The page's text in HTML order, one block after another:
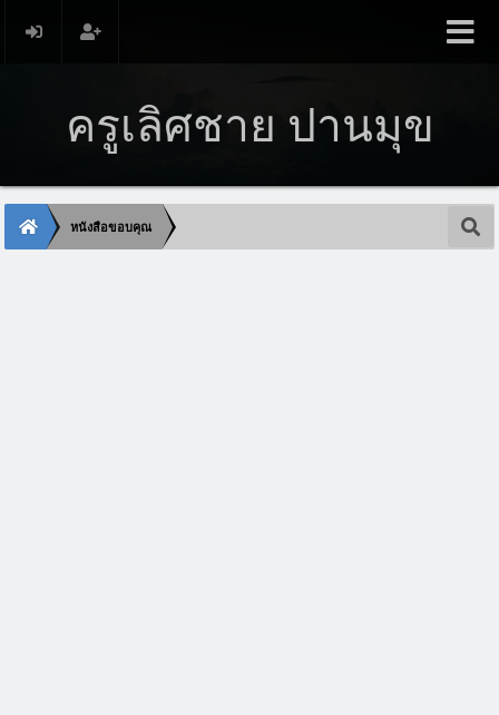
ครูเลิศชาย ปานมุข
หนังสือขอบคุณ